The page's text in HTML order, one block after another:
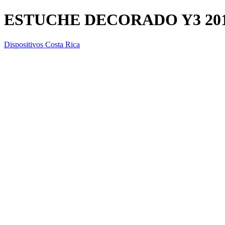
ESTUCHE DECORADO Y3
Dispositivos Costa Rica